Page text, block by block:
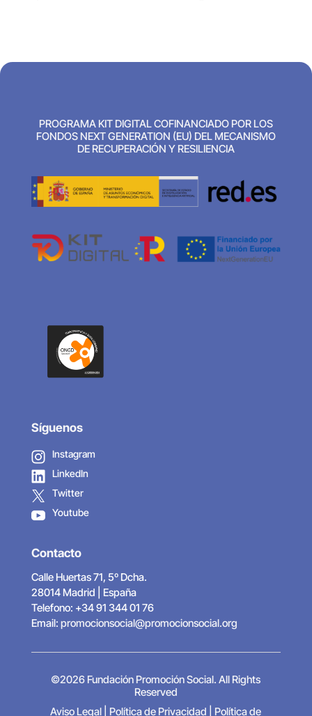
PROGRAMA KIT DIGITAL COFINANCIADO POR LOS
FONDOS NEXT GENERATION (EU) DEL MECANISMO
DE RECUPERACIÓN Y RESILIENCIA
Síguenos
Instagram
LinkedIn
Twitter
Youtube
Contacto
Calle Huertas 71, 5º Dcha.
28014 Madrid | España
Telefono: +34 91 344 01 76
Email: promocionsocial@promocionsocial.org
©2026 Fundación Promoción Social. All Rights
Reserved
Aviso Legal
Política de Privacidad Política de